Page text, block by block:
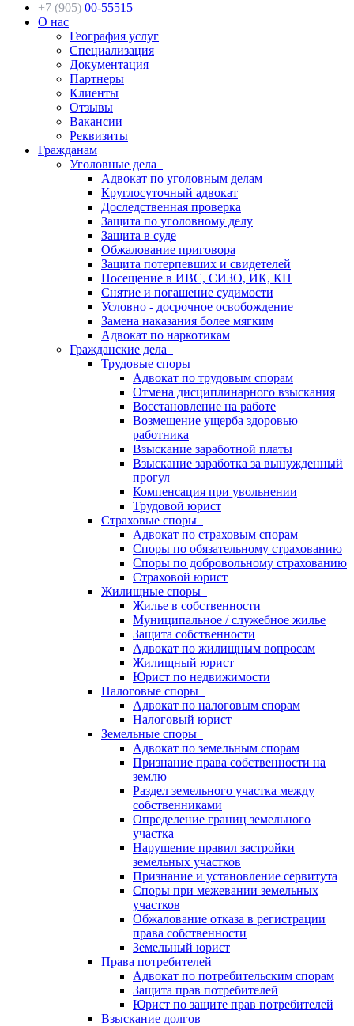
+7 (905) 00-55515
О нас
География услуг
Специализация
Документация
Партнеры
Клиенты
Отзывы
Вакансии
Реквизиты
Гражданам
Уголовные дела
Адвокат по уголовным делам
Круглосуточный адвокат
Доследственная проверка
Защита по уголовному делу
Защита в суде
Обжалование приговора
Защита потерпевших и свидетелей
Посещение в ИВС, СИЗО, ИК, КП
Снятие и погашение судимости
Условно - досрочное освобождение
Замена наказания более мягким
Адвокат по наркотикам
Гражданские дела
Трудовые споры
Адвокат по трудовым спорам
Отмена дисциплинарного взыскания
Восстановление на работе
Возмещение ущерба здоровью
работника
Взыскание заработной платы
Взыскание заработка за вынужденный
прогул
Компенсация при увольнении
Трудовой юрист
Страховые споры
Адвокат по страховым спорам
Споры по обязательному страхованию
Споры по добровольному страхованию
Страховой юрист
Жилищные споры
Жилье в собственности
Муниципальное / служебное жилье
Защита собственности
Адвокат по жилищным вопросам
Жилищный юрист
Юрист по недвижимости
Налоговые споры
Адвокат по налоговым спорам
Налоговый юрист
Земельные споры
Адвокат по земельным спорам
Признание права собственности на
землю
Раздел земельного участка между
собственниками
Определение границ земельного
участка
Нарушение правил застройки
земельных участков
Признание и установление сервитута
Споры при межевании земельных
участков
Обжалование отказа в регистрации
права собственности
Земельный юрист
Права потребителей
Адвокат по потребительским спорам
Защита прав потребителей
Юрист по защите прав потребителей
Взыскание долгов